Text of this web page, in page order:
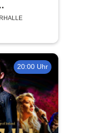
20:00 Uhr